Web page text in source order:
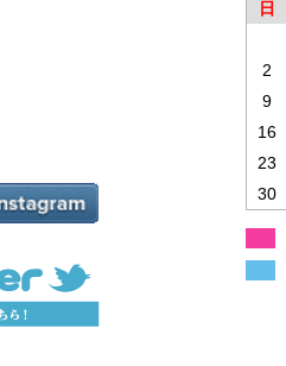
日
2
9
16
23
30